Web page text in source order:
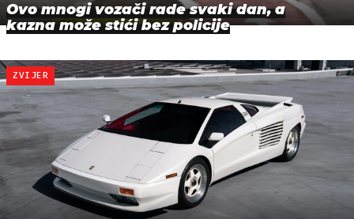
Ovo mnogi vozači rade svaki dan, a
kazna može stići bez policije
ZVIJER